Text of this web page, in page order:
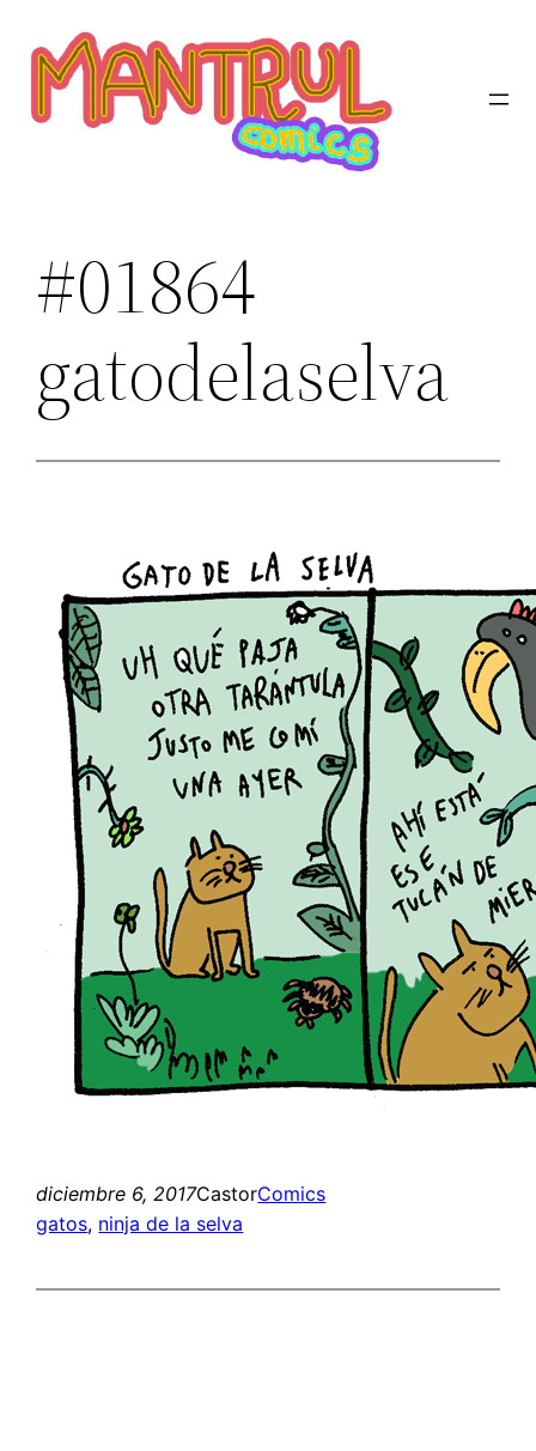
contenido
#01864
gatodelaselva
diciembre 6, 2017CastorComics
gatos, ninja de la selva